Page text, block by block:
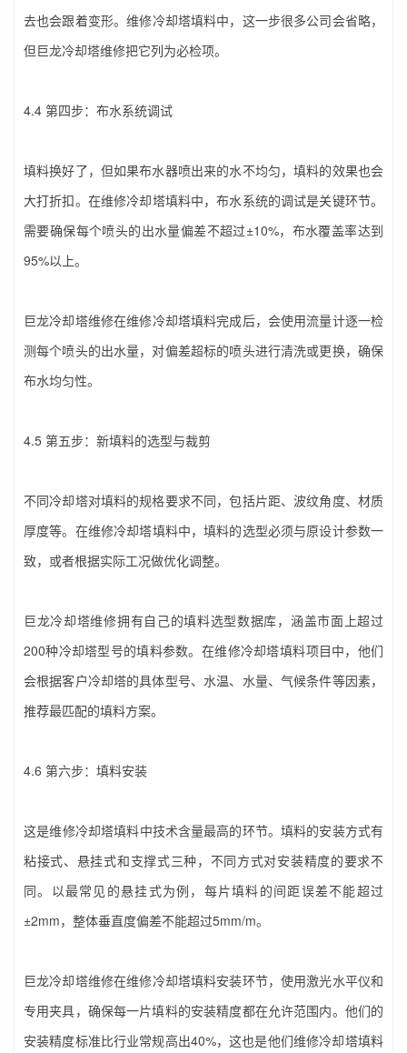
去也会跟着变形。‌维修冷却塔填料‌中，这一步很多公司会省略，
但巨龙冷却塔维修把它列为必检项。
4.4 第四步：布水系统调试
填料换好了，但如果布水器喷出来的水不均匀，填料的效果也会
大打折扣。在‌维修冷却塔填料‌中，布水系统的调试是关键环节。
需要确保每个喷头的出水量偏差不超过±10%，布水覆盖率达到
95%以上。
巨龙冷却塔维修在‌维修冷却塔填料‌完成后，会使用流量计逐一检
测每个喷头的出水量，对偏差超标的喷头进行清洗或更换，确保
布水均匀性。
4.5 第五步：新填料的选型与裁剪
不同冷却塔对填料的规格要求不同，包括片距、波纹角度、材质
厚度等。在‌维修冷却塔填料‌中，填料的选型必须与原设计参数一
致，或者根据实际工况做优化调整。
巨龙冷却塔维修拥有自己的填料选型数据库，涵盖市面上超过
200种冷却塔型号的填料参数。在‌维修冷却塔填料‌项目中，他们
会根据客户冷却塔的具体型号、水温、水量、气候条件等因素，
推荐最匹配的填料方案。
4.6 第六步：填料安装
这是‌维修冷却塔填料‌中技术含量最高的环节。填料的安装方式有
粘接式、悬挂式和支撑式三种，不同方式对安装精度的要求不
同。以最常见的悬挂式为例，每片填料的间距误差不能超过
±2mm，整体垂直度偏差不能超过5mm/m。
巨龙冷却塔维修在‌维修冷却塔填料‌安装环节，使用激光水平仪和
专用夹具，确保每一片填料的安装精度都在允许范围内。他们的
安装精度标准比行业常规高出40%，这也是他们‌维修冷却塔填料‌